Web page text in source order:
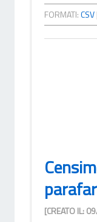
FORMATI:CSV
[CREATO IL: